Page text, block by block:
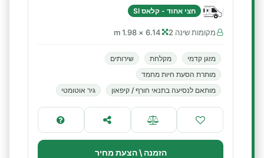
חצי אחוד - קלאס SI
מקומות שינה 2 6.14 × 1.98 m
מזגן קדמי מקלחת
שירותים
מותרת הסעת חיות מחמד
מותאם לנסיעה בתנאי חורף / קיפאון
גיר אוטומטי
הזמנה \ הצעת מחיר